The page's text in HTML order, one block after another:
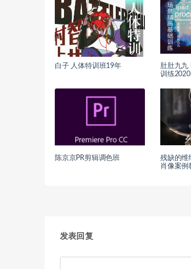
白子 人体特训班19年
肚肚九九
训练2020
陈京京PR剪辑调色班
残缺的维
肖像案例
发表回复